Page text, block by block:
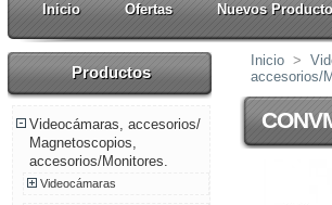
Inicio Ofertas Nuevos
Productos
Videocámaras, accesorios/
Magnetoscopios,
accesorios/Monitores.
Videocámaras
Inicio >
accesorios/